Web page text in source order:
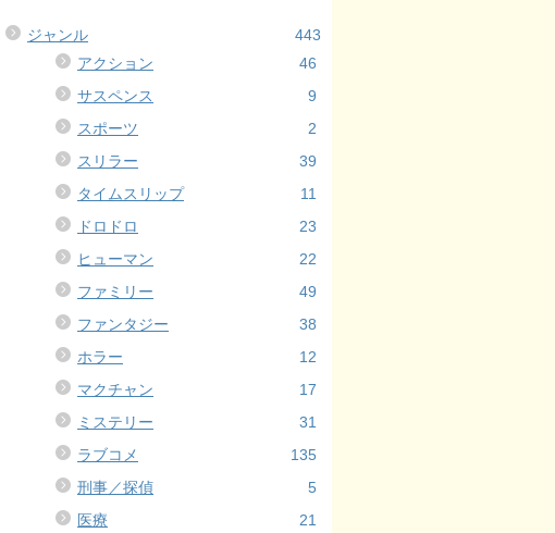
ジャンル
443
アクション
46
サスペンス
9
スポーツ
2
スリラー
39
タイムスリップ
11
ドロドロ
23
ヒューマン
22
ファミリー
49
ファンタジー
38
ホラー
12
マクチャン
17
ミステリー
31
ラブコメ
135
刑事／探偵
5
医療
21